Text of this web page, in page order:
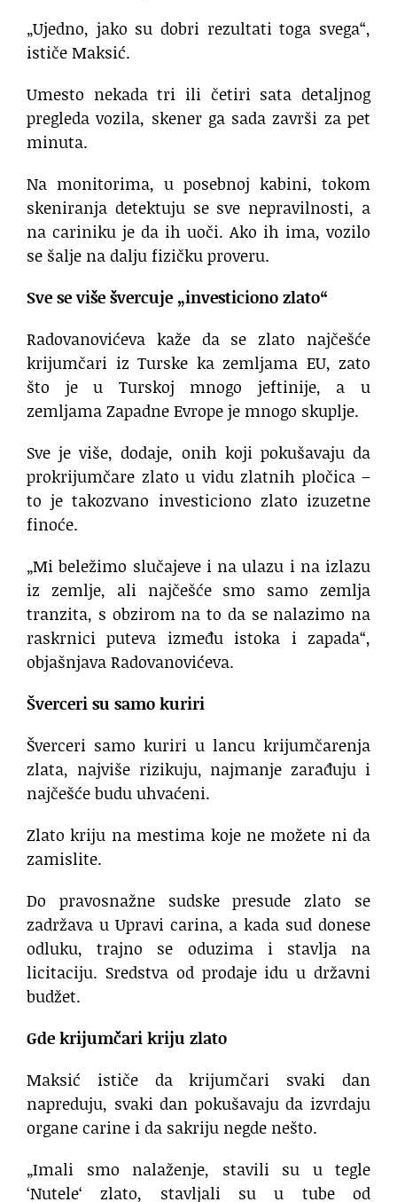
„Ujedno, jako su dobri rezultati toga svega“,
ističe Maksić.
Umesto nekada tri ili četiri sata detaljnog
pregleda vozila, skener ga sada završi za pet
minuta.
Na monitorima, u posebnoj kabini, tokom
skeniranja detektuju se sve nepravilnosti, a
na cariniku je da ih uoči. Ako ih ima, vozilo
se šalje na dalju fizičku proveru.
Sve se više švercuje „investiciono zlato“
Radovanovićeva kaže da se zlato najčešće
krijumčari iz Turske ka zemljama EU, zato
što je u Turskoj mnogo jeftinije, a u
zemljama Zapadne Evrope je mnogo skuplje.
Sve je više, dodaje, onih koji pokušavaju da
prokrijumčare zlato u vidu zlatnih pločica –
to je takozvano investiciono zlato izuzetne
finoće.
„Mi beležimo slučajeve i na ulazu i na izlazu
iz zemlje, ali najčešće smo samo zemlja
tranzita, s obzirom na to da se nalazimo na
raskrnici puteva između istoka i zapada“,
objašnjava Radovanovićeva.
Šverceri su samo kuriri
Šverceri samo kuriri u lancu krijumčarenja
zlata, najviše rizikuju, najmanje zarađuju i
najčešće budu uhvaćeni.
Zlato kriju na mestima koje ne možete ni da
zamislite.
Do pravosnažne sudske presude zlato se
zadržava u Upravi carina, a kada sud donese
odluku, trajno se oduzima i stavlja na
licitaciju. Sredstva od prodaje idu u državni
budžet.
Gde krijumčari kriju zlato
Maksić ističe da krijumčari svaki dan
napreduju, svaki dan pokušavaju da izvrdaju
organe carine i da sakriju negde nešto.
„Imali smo nalaženje, stavili su u tegle
‘Nutele‘ zlato, stavljali su u tube od